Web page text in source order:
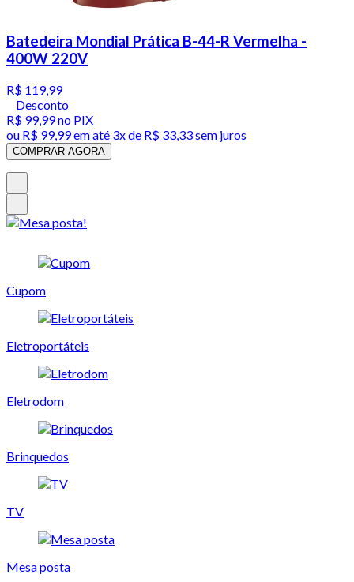
Batedeira Mondial Prática B-44-R Vermelha -
400W 220V
R$ 119,99
Desconto
R$ 99,99no PIX
ou R$ 99,99em até 3x de R$ 33,33 sem juros
COMPRAR AGORA
Cupom
Eletroportáteis
Eletrodom
Brinquedos
TV
Mesa posta